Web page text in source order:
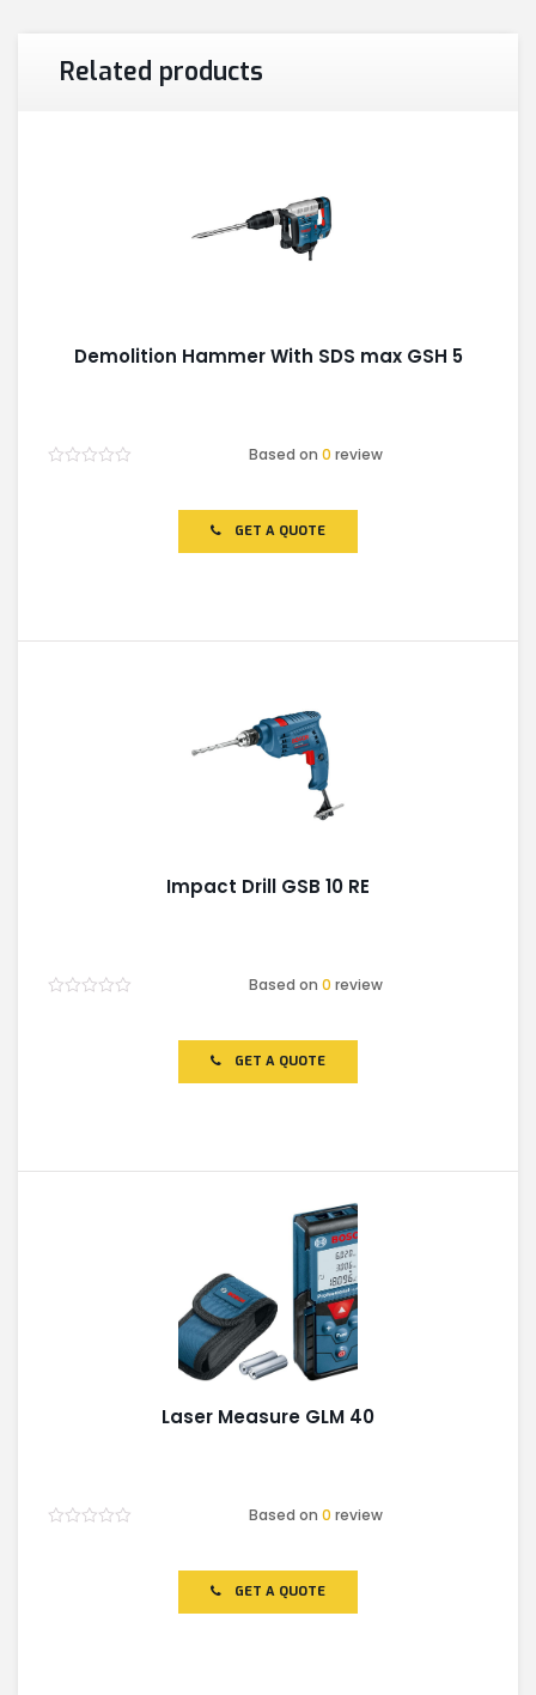
Related products
Demolition Hammer With SDS max GSH 5
Based on0 review
GET A QUOTE
Impact Drill GSB 10 RE
Based on0 review
GET A QUOTE
Laser Measure GLM 40
Based on0 review
GET A QUOTE